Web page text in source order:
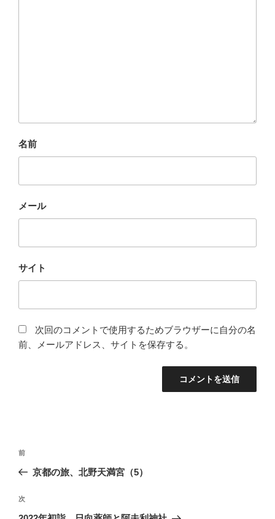
名前
メール
サイト
次回のコメントで使用するためブラウザーに自分の名
前、メールアドレス、サイトを保存する。
投
ビ
ゲ
前
の
稿
前
京都の旅、北野天満宮（5）
次
の
次